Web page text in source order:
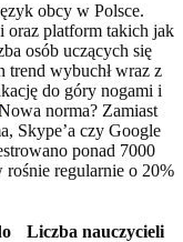
obcy w Polsce.
oraz platform takich jak
osób uczących się
trend wybuchł wraz z
do góry nogami i
norma? Zamiast
Skype’a czy Google
ponad 7000
regularnie o 20%
Liczba nauczycieli